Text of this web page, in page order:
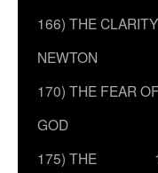
166) THE
NEWTON
170) THE FEAR OF
GOD
175) THE